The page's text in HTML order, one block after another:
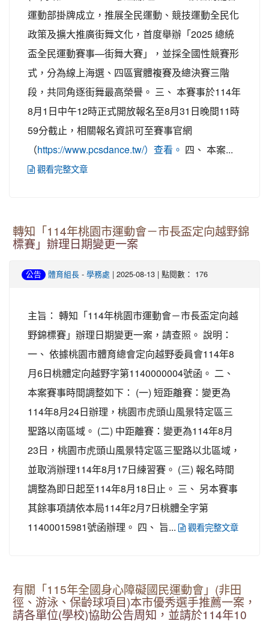
運動部掛牌成立，推展全民運動、競技運動全民化
政策及擴大推廣街舞文化，首度舉辦「2025 總統
盃全民運動賽事—街舞大賽」，並採全國性競賽形
式，分為線上海選、四區實體複賽及總決賽三階
段，共同角逐街舞最高榮譽。 三、 本賽事於114年
8月1日中午12時正式開放報名至8月31日晚間11時
59分截止，相關報名資訊可至賽事官網
（https://www.pcsdance.tw/）查看。 四、 本案...
觀看完整文章
轉知「114年桃園市運動會－市長盃定向越野錦
標賽」辦理日期變更一案
公告 體育組長 - 學務處 | 2025-08-13 | 點閱數： 176
主旨： 轉知「114年桃園市運動會－市長盃定向越
野錦標賽」辦理日期變更一案，請查照。 說明：
一、 依據桃園市體育總會定向越野委員會114年8
月6日桃體定向越野字第1140000004號函。 二、
本案賽事時間調整如下： (一) 短距離賽：變更為
114年8月24日辦理，桃園市虎頭山風景特定區三
聖路以南區域。 (二) 中距離賽：變更為114年8月
23日，桃園市虎頭山風景特定區三聖路以北區域，
並取消辦理114年8月17日練習賽。 (三) 報名時間
調整為即日起至114年8月18日止。 三、 另本賽事
其餘事項請依本局114年2月7日桃體全字第
11400015981號函辦理。 四、 旨...
觀看完整文章
有關「115年全國身心障礙國民運動會」(非田
徑、游泳、保齡球項目)本市優秀選手推薦一案，
請各單位(學校)協助公告周知，並請於114年10